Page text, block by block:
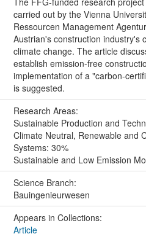
carried out by the Vienna
Ressourcen Management
Austrian's construction industry's
climate change. The article
establish emission-free
implementation of a "carbon-
is suggested.
Research Areas:
Sustainable Production and
Climate Neutral, Renewable and
Systems: 30%
Sustainable and Low Emission
Science Branch:
Bauingenieurwesen
Appears in Collections:
Article